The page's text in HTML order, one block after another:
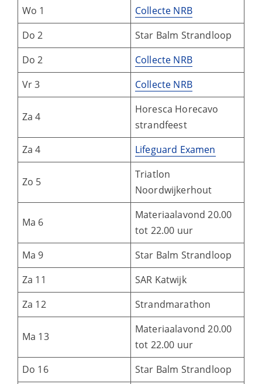
Wo 1
Collecte NRB
Do 2
Star Balm Strandloop
Do 2
Collecte NRB
Vr 3
Collecte NRB
Za 4
Horesca Horecavo
strandfeest
Za 4
Lifeguard Examen
Zo 5
Triatlon
Noordwijkerhout
Ma 6
Materiaalavond 20.00
tot 22.00 uur
Ma 9
Star Balm Strandloop
Za 11
SAR Katwijk
Za 12
Strandmarathon
Ma 13
Materiaalavond 20.00
tot 22.00 uur
Do 16
Star Balm Strandloop